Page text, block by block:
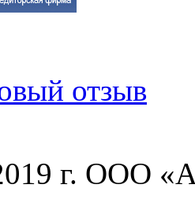
отзыв
г. ООО